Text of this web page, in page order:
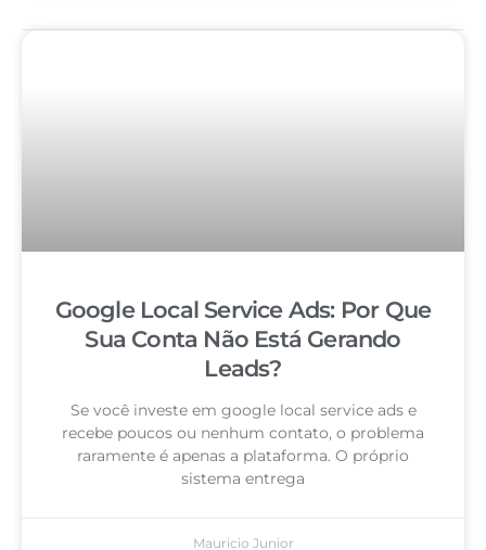
Google Local Service Ads: Por Que
Sua Conta Não Está Gerando
Leads?
Se você investe em google local service ads e
recebe poucos ou nenhum contato, o problema
raramente é apenas a plataforma. O próprio
sistema entrega
Mauricio Junior